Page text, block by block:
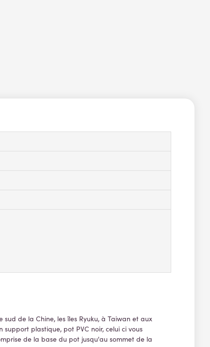
de la Chine, les îles Ryuku, à Taiwan et aux
plastique, pot PVC noir, celui ci vous
de la base du pot jusqu'au sommet de la